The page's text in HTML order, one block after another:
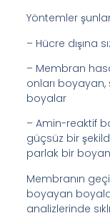
Yöntemler
– Hücre dışına
– Membran
onları boyayan,
boyalar
– Amin-reaktif
güçsüz bir
parlak bir
Membranın
boyayan
analizlerinde